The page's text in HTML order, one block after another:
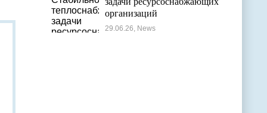
организаций
29.06.26, News